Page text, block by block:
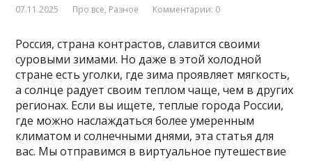
07.11.2025 Про все, Разное Комментарии: 0
Россия, страна контрастов, славится своими
суровыми зимами. Но даже в этой холодной
стране есть уголки, где зима проявляет мягкость,
а солнце радует своим теплом чаще, чем в других
регионах. Если вы ищете, теплые города России,
где можно наслаждаться более умеренным
климатом и солнечными днями, эта статья для
вас. Мы отправимся в виртуальное путешествие